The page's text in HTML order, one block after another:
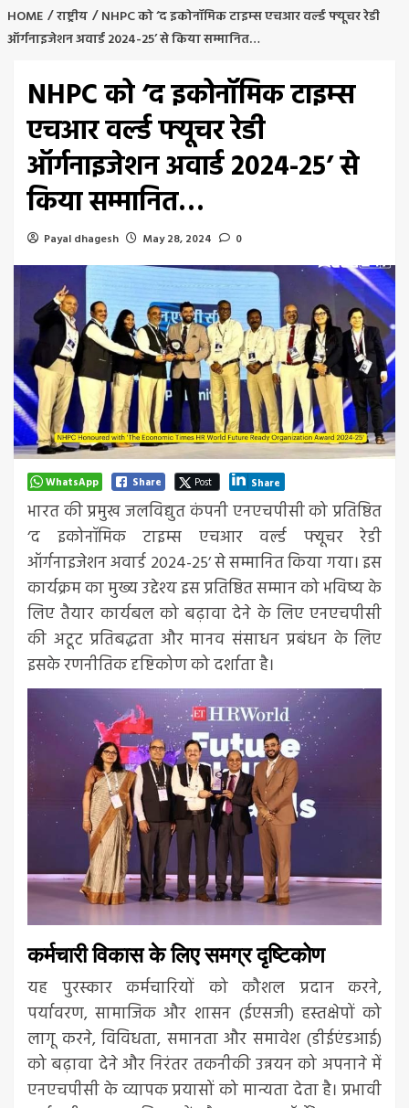
HOME राष्ट्रीय
NHPC को ‘द इकोनॉमिक टाइम्स एचआर वर्ल्ड फ्यूचर रेडी
ऑर्गनाइजेशन अवार्ड 2024-25’ से किया सम्मानित…
NHPC को ‘द इकोनॉमिक टाइम्स
एचआर वर्ल्ड फ्यूचर रेडी
ऑर्गनाइजेशन अवार्ड 2024-25’ से
किया सम्मानित…
Payal dhagesh May 28, 2024 0
WhatsApp Share Post Share
भारत की प्रमुख जलविद्युत कंपनी एनएचपीसी को प्रतिष्ठित
‘द इकोनॉमिक टाइम्स एचआर वर्ल्ड फ्यूचर रेडी
ऑर्गनाइजेशन अवार्ड 2024-25’ से सम्मानित किया गया। इस
कार्यक्रम का मुख्य उद्देश्य इस प्रतिष्ठित सम्मान को भविष्य के
लिए तैयार कार्यबल को बढ़ावा देने के लिए एनएचपीसी
की अटूट प्रतिबद्धता और मानव संसाधन प्रबंधन के लिए
इसके रणनीतिक दृष्टिकोण को दर्शाता है।
कर्मचारी विकास के लिए समग्र दृष्टिकोण
यह पुरस्कार कर्मचारियों को कौशल प्रदान करने,
पर्यावरण, सामाजिक और शासन (ईएसजी) हस्तक्षेपों को
लागू करने, विविधता, समानता और समावेश (डीईएंडआई)
को बढ़ावा देने और निरंतर तकनीकी उन्नयन को अपनाने में
एनएचपीसी के व्यापक प्रयासों को मान्यता देता है। प्रभावी